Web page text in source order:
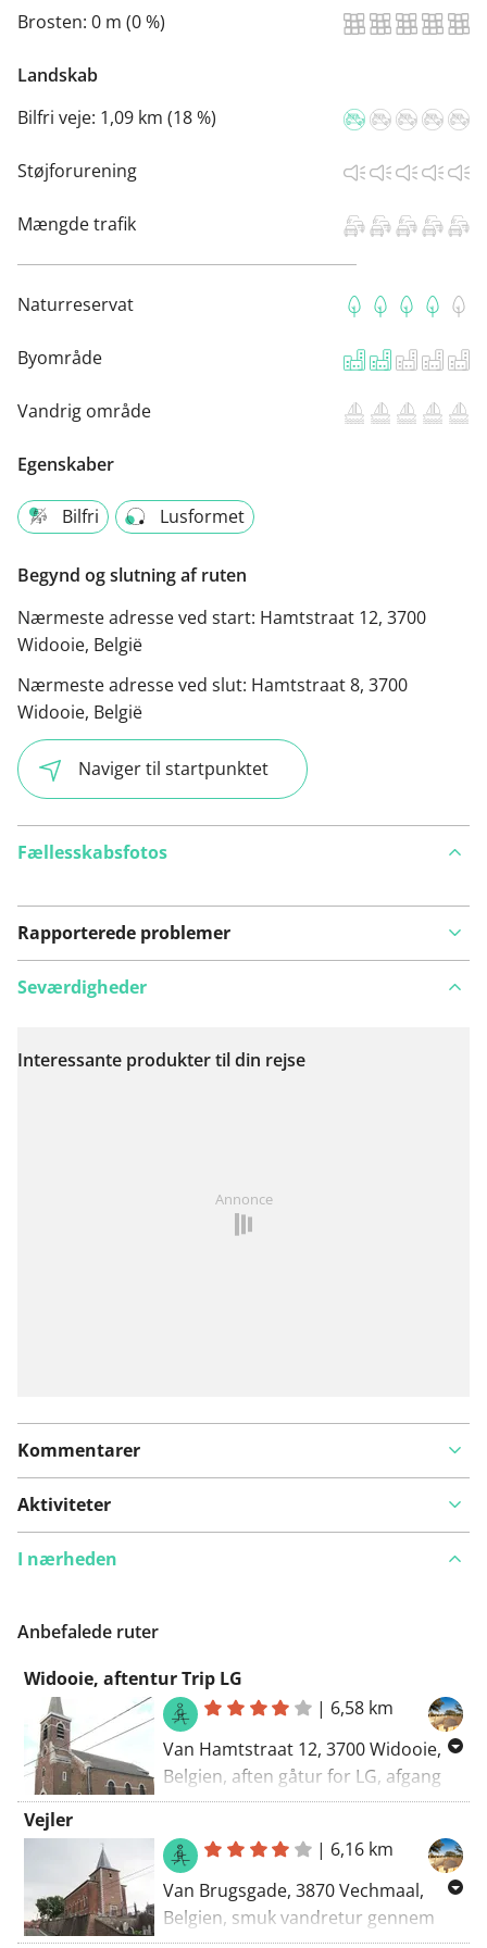
Brosten: 0 m (0 %)
Landskab
Bilfri veje: 1,09 km (18 %)
Støjforurening
Mængde trafik
Naturreservat
Byområde
Vandrig område
Egenskaber
Bilfri Lusformet
Begynd og slutning af ruten
Nærmeste adresse ved start: Hamtstraat 12, 3700
Widooie, België
Nærmeste adresse ved slut: Hamtstraat 8, 3700
Widooie, België
Naviger til startpunktet
Fællesskabsfotos
Rapporterede problemer
Se på kort
Seværdigheder
Interessante produkter til din rejse
Annonce
Kommentarer
Aktiviteter
I nærheden
Anbefalede ruter
Widooie, aftentur Trip LG
| 6,58 km
Van Hamtstraat 12, 3700 Widooie,
Belgien, aften gåtur for LG, afgang
ved velohofke. Vi går primært over
om Widooie og det sidste stykke
gennem Widooie.
Til Hamtstraat 9, 3700 Widooie,
Belgien
Vejler
| 6,16 km
Van Brugsgade, 3870 Vechmaal,
Belgien, smuk vandretur gennem